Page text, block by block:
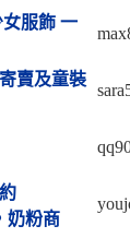
服飾 一
賣及童裝
奶粉商